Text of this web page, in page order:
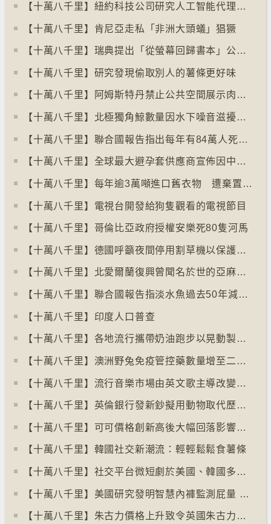
【十萬八千里】紐約科技公司研究人工智能代理失控情況
【十萬八千里】肯尼亞走私「非洲大頭蟻」猖獗
【十萬八千里】瑞典提出「從螢幕回歸書本」公帑購買實體書
【十萬八千里】研究發現偷取別人的薯條更好味
【十萬八千里】阿姆斯特丹禁止公共空間展示肉類和化石燃料廣告已促進碳中和
【十萬八千里】北極獨角鯨數量因水下噪音滋擾而減少
【十萬八千里】聯合國報告指出每年有84萬人死於工作情況欠佳
【十萬八千里】全球最大避孕套供應商宣佈因中東戰事漲價
【十萬八千里】每年逾3萬噸進口舊衣物 遭棄置於智利北部沙漠
【十萬八千里】電視台開發給狗隻觀看的電視節目
【十萬八千里】哥倫比亞政府授權安樂死80隻河馬
【十萬八千里】德國呼籲夜間停用割草機以保護刺蝟等動物
【十萬八千里】北愛爾蘭復興曾聞名於世的亞麻布產業
【十萬八千里】聯合國報告指淡水魚過去50年減少逾八成
【十萬八千里】印度人口普查
【十萬八千里】各地流行攜帶奶油跑步以晃動製造新鮮牛油
【十萬八千里】澳洲野兔免疫管控藥數量增至二億隻
【十萬八千里】流行音樂市場由英文歌主導改變為多國語言歌曲
【十萬八千里】英倫銀行發新鈔擬用動物取代歷史人物
【十萬八千里】可可價格創新高後大幅回落影響農民生計
【十萬八千里】韓國社交新潮流：輕輕鬆鬆食薯條
【十萬八千里】社交平台微短劇於美國、韓國多地掀熱潮
【十萬八千里】美國研究發明智慧內褲監測屁量 以助改善消化系統
【十萬八千里】朱古力價格上升致令英國朱古力盜竊案高升